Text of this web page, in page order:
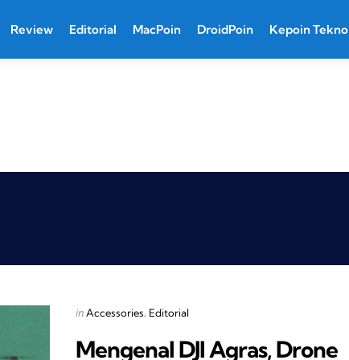
Review Editorial MacPoin DroidPoin Kepoin Tekno
Categories
Posted
inAccessories Editorial
Mengenal DJI Agras, Drone